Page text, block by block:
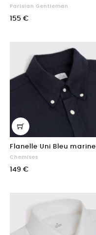
Parisian Gentleman
155 €
Flanelle Uni Bleu marine
Chemises
149 €